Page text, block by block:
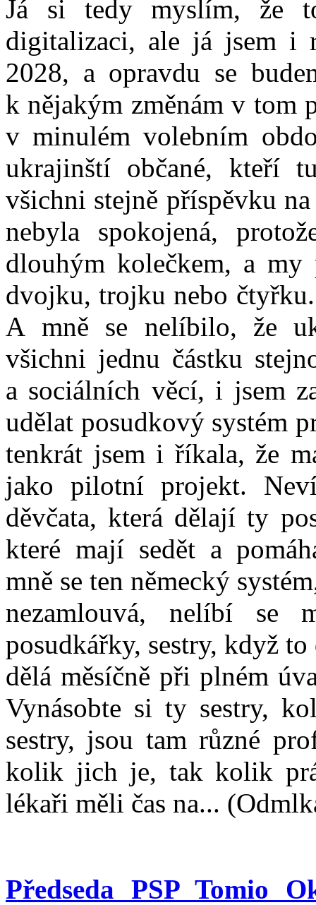
Já si tedy myslím, že
digitalizaci, ale já jsem i
2028, a opravdu se
k nějakým změnám v tom
v minulém volebním
ukrajinští občané, kteří
všichni stejně příspěvku
nebyla spokojená,
dlouhým kolečkem, a my
dvojku, trojku nebo
A mně se nelíbilo, že
všichni jednu částku
a sociálních věcí, i jsem
udělat posudkový systém
tenkrát jsem i říkala, že
jako pilotní projekt.
děvčata, která dělají ty
které mají sedět a
mně se ten německý
nezamlouvá, nelíbí
posudkářky, sestry, když
dělá měsíčně při plném
Vynásobte si ty sestry,
sestry, jsou tam různé
kolik jich je, tak kolik
lékaři měli čas na...
Předseda PSP Tomio